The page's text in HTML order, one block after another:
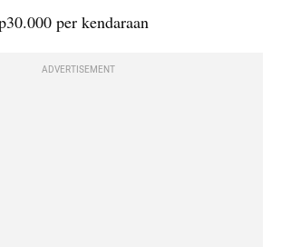
per kendaraan
ADVERTISEMENT